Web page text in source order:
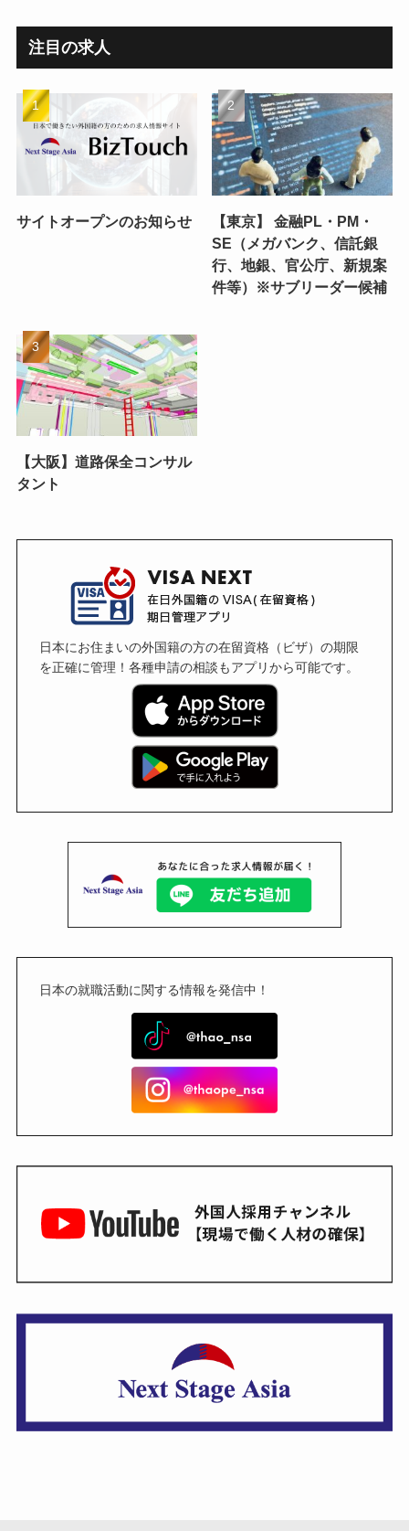
注目の求人
サイトオープンのお知らせ
【東京】 金融PL・PM・
SE（メガバンク、信託銀
行、地銀、官公庁、新規案
件等）※サブリーダー候補
【大阪】道路保全コンサル
タント
日本にお住まいの外国籍の方の在留資格（ビザ）の期限
を正確に管理！各種申請の相談もアプリから可能です。
日本の就職活動に関する情報を発信中！